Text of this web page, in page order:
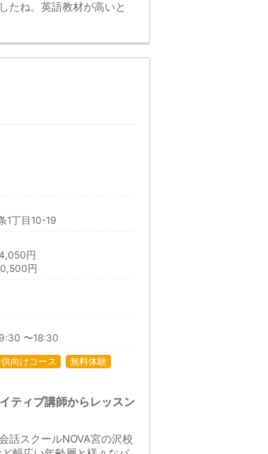
たね。英語教材が高いと
1丁目10-19
円
円
〜18:30
向けコース
無料体験
ティブ講師からレッスン
話スクールNOVA宮の沢校